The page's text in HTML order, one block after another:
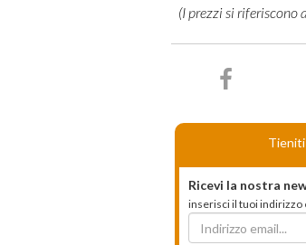
Ricevi la nostra
inserisci il tuoi indirizzo